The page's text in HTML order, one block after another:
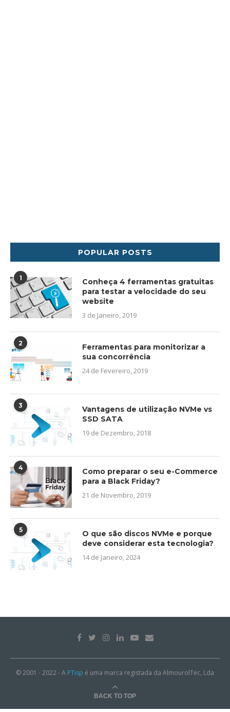
POPULAR POSTS
1
Conheça 4 ferramentas gratuitas
para testar a velocidade do seu
website
3 de Janeiro, 2019
2
Ferramentas para monitorizar a
sua concorrência
24 de Fevereiro, 2019
3
Vantagens de utilização NVMe vs
SSD SATA
19 de Dezembro, 2018
4
Como preparar o seu e-Commerce
para a Black Friday?
21 de Novembro, 2019
5
O que são discos NVMe e porque
deve considerar esta tecnologia?
14 de Janeiro, 2024
© 2001 - 2022 - A PTisp é uma marca registada da AlmourolTec, Lda
BACK TO TOP